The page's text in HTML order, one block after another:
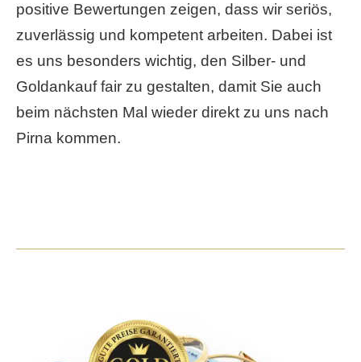
positive Bewertungen zeigen, dass wir seriös,
zuverlässig und kompetent arbeiten. Dabei ist
es uns besonders wichtig, den Silber- und
Goldankauf fair zu gestalten, damit Sie auch
beim nächsten Mal wieder direkt zu uns nach
Pirna kommen.